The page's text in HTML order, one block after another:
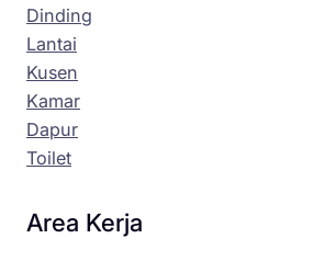
Dinding
Lantai
Kusen
Kamar
Dapur
Toilet
Area Kerja